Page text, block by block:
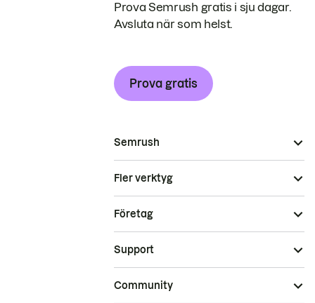
Prova Semrush gratis i sju dagar.
Avsluta när som helst.
Prova gratis
Semrush
Fler verktyg
Företag
Support
Community